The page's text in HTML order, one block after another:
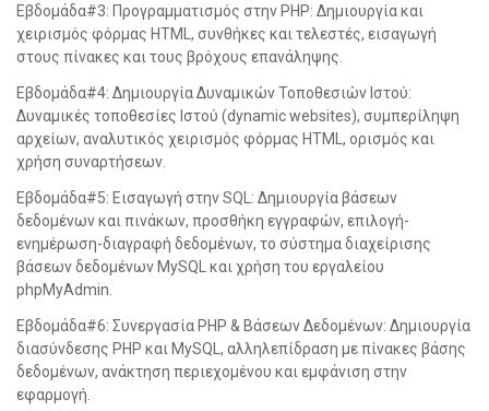
Εβδομάδα#3: Προγραμματισμός στην PHP: Δημιουργία και
χειρισμός φόρμας HTML, συνθήκες και τελεστές, εισαγωγή
στους πίνακες και τους βρόχους επανάληψης.
Εβδομάδα#4: Δημιουργία Δυναμικών Τοποθεσιών Ιστού:
Δυναμικές τοποθεσίες Ιστού (dynamic websites), συμπερίληψη
αρχείων, αναλυτικός χειρισμός φόρμας HTML, ορισμός και
χρήση συναρτήσεων.
Εβδομάδα#5: Εισαγωγή στην SQL: Δημιουργία βάσεων
δεδομένων και πινάκων, προσθήκη εγγραφών, επιλογή-
ενημέρωση-διαγραφή δεδομένων, το σύστημα διαχείρισης
βάσεων δεδομένων MySQL και χρήση του εργαλείου
phpMyAdmin.
Εβδομάδα#6: Συνεργασία PHP & Βάσεων Δεδομένων: Δημιουργία
διασύνδεσης PHP και MySQL, αλληλεπίδραση με πίνακες βάσης
δεδομένων, ανάκτηση περιεχομένου και εμφάνιση στην
εφαρμογή.